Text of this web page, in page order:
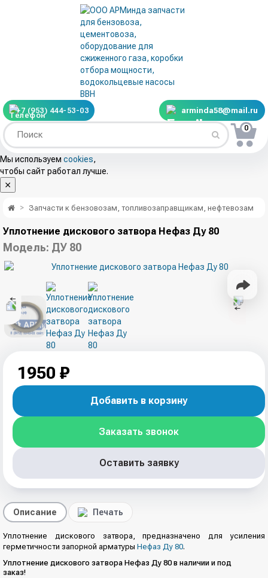
+7 (953) 444-53-03 arminda58@mail.ru
0
Мы используем cookies,
чтобы сайт работал лучше.
Запчасти к бензовозам, топливозаправщикам, нефтевозам
Уплотнение дискового затвора Нефаз Ду 80
Модель: ДУ 80
1950 ₽
Добавить в корзину
Заказать звонок
Оставить заявку
Описание Печать
Уплотнение дискового затвора, предназначено для усиления
герметичности запорной арматуры Нефаз Ду 80.
Уплотнение дискового затвора Нефаз Ду 80 в наличии и под
заказ!